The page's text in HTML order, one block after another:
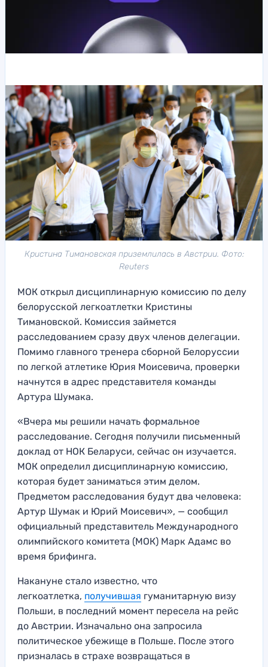
Кристина Тимановская приземлилась в Австрии. Фото:
Reuters
МОК открыл дисциплинарную комиссию по делу
белорусской легкоатлетки Кристины
Тимановской. Комиссия займется
расследованием сразу двух членов делегации.
Помимо главного тренера сборной Белоруссии
по легкой атлетике Юрия Моисевича, проверки
начнутся в адрес представителя команды
Артура Шумака.
«Вчера мы решили начать формальное
расследование. Сегодня получили письменный
доклад от НОК Беларуси, сейчас он изучается.
МОК определил дисциплинарную комиссию,
которая будет заниматься этим делом.
Предметом расследования будут два человека:
Артур Шумак и Юрий Моисевич», — сообщил
официальный представитель Международного
олимпийского комитета (МОК) Марк Адамс во
время брифинга.
Накануне стало известно, что
легкоатлетка, получившая гуманитарную визу
Польши, в последний момент пересела на рейс
до Австрии. Изначально она запросила
политическое убежище в Польше. После этого
призналась в страхе возвращаться в